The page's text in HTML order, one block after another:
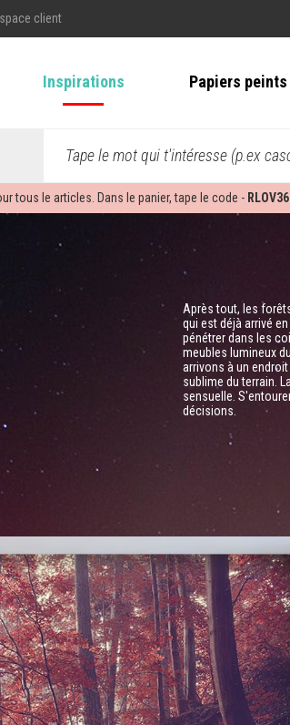
client
Inspirations Papiers peints
Tape le mot qui t'intéresse (p.ex
tous le articles. Dans le panier, tape le code - RLOV36I
Après tout, les
qui est déjà arrivé
pénétrer dans les
meubles lumineux
arrivons à un
sublime du terrain.
sensuelle.
décisions.